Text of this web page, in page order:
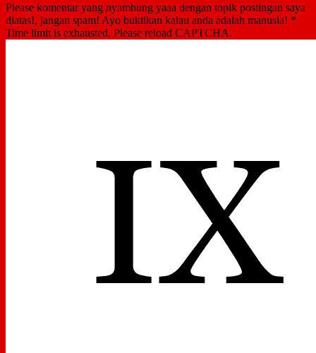
Please komentar yang nyambung yaaa dengan topik postingan saya
diatas!, jangan spam! Ayo buktikan kalau anda adalah manusia! *
Time limit is exhausted. Please reload CAPTCHA.